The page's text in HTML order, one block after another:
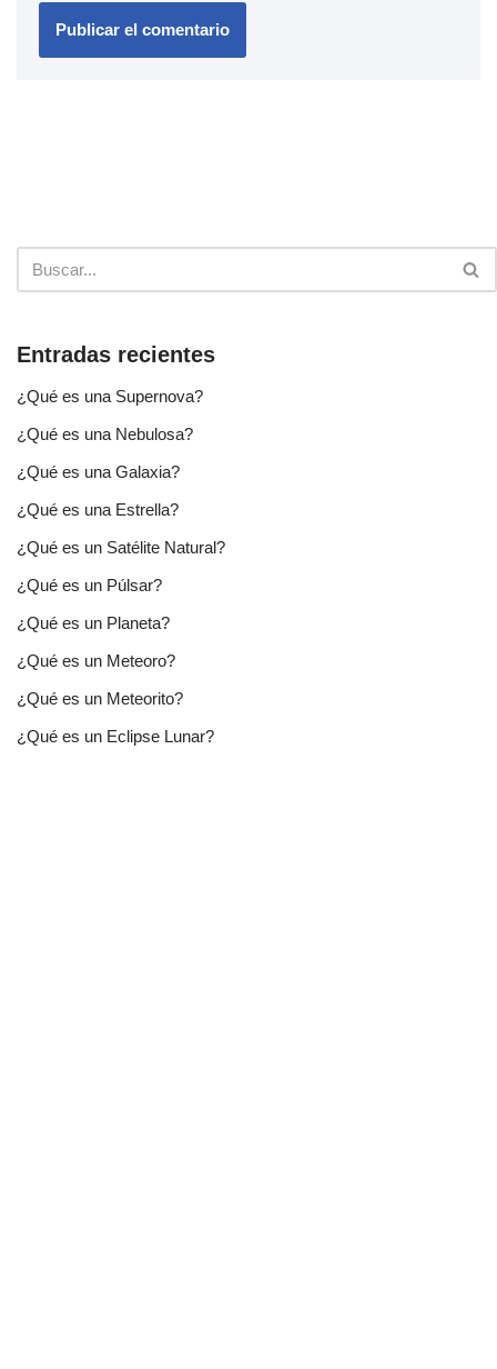
Entradas recientes
¿Qué es una Supernova?
¿Qué es una Nebulosa?
¿Qué es una Galaxia?
¿Qué es una Estrella?
¿Qué es un Satélite Natural?
¿Qué es un Púlsar?
¿Qué es un Planeta?
¿Qué es un Meteoro?
¿Qué es un Meteorito?
¿Qué es un Eclipse Lunar?